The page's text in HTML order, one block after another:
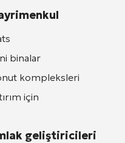
binalar
kompleksleri
için
geliştiricileri